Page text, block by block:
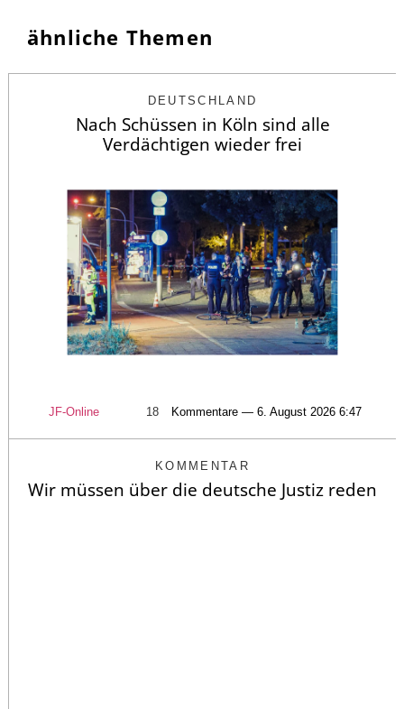
ähnliche Themen
DEUTSCHLAND
Nach Schüssen in Köln sind alle
Verdächtigen wieder frei
JF-Online 18 Kommentare — 6. August 2026 6:47
KOMMENTAR
Wir müssen über die deutsche Justiz reden